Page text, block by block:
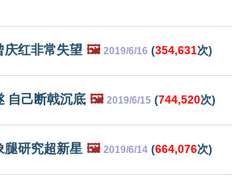
庆红非常失望 🖼️ 2019/6/16 (354,631次)
自己断戟沉底 🖼️ 2019/6/15 (744,520次)
腿研究超新星 🖼️ 2019/6/14 (664,076次)